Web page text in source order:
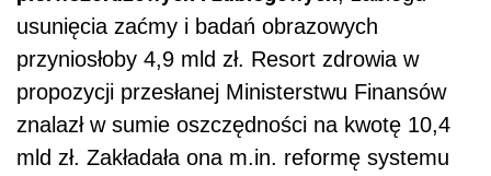
usunięcia zaćmy i badań obrazowych
przyniosłoby 4,9 mld zł. Resort zdrowia w
propozycji przesłanej Ministerstwu Finansów
znalazł w sumie oszczędności na kwotę 10,4
mld zł. Zakładała ona m.in. reformę systemu